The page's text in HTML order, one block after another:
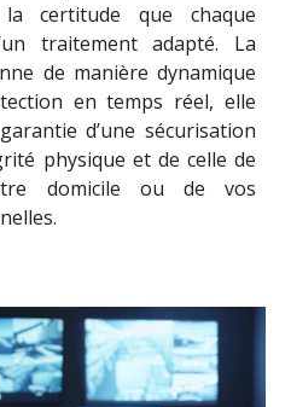
certitude que chaque
traitement adapté. La
de manière dynamique
en temps réel, elle
d’une sécurisation
physique et de celle de
domicile ou de vos